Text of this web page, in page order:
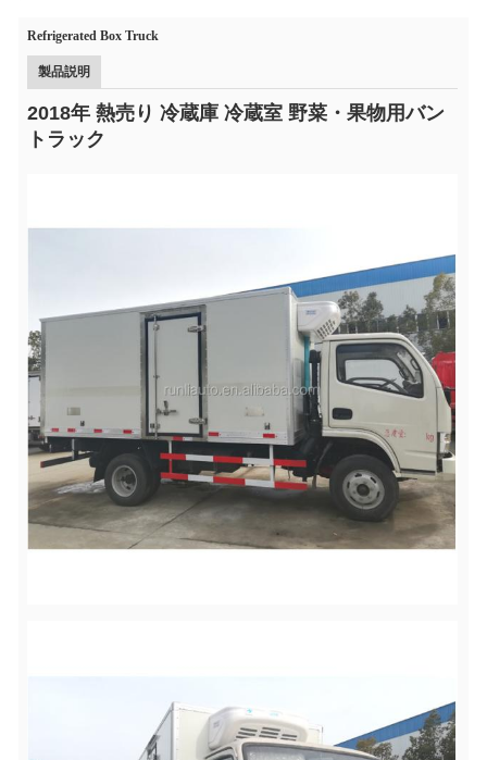
Refrigerated Box Truck
製品説明
2018年 熱売り 冷蔵庫 冷蔵室 野菜・果物用バン
トラック